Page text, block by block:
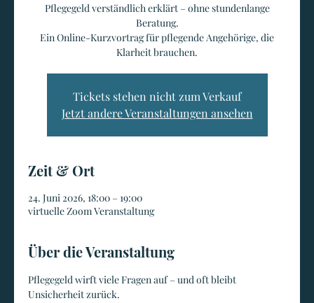
Pflegegeld verständlich erklärt – ohne stundenlange
Beratung.
Ein Online-Kurzvortrag für pflegende Angehörige, die
Klarheit brauchen.
Tickets stehen nicht zum Verkauf
Jetzt andere Veranstaltungen ansehen
Zeit & Ort
24. Juni 2026, 18:00 – 19:00
virtuelle Zoom Veranstaltung
Über die Veranstaltung
Pflegegeld wirft viele Fragen auf – und oft bleibt
Unsicherheit zurück.